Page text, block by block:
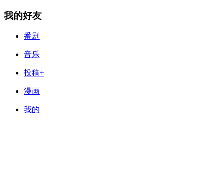
我的好友
番剧
音乐
投稿+
漫画
我的